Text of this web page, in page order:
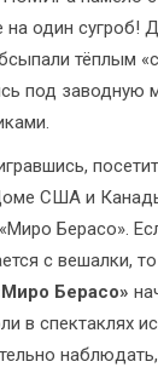
на один сугроб!
тёплым
под заводную
США и
Берасо».
с вешалки,
Берасо»
в спектаклях